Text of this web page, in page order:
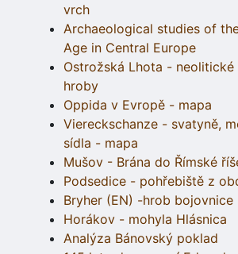
vrch
Archaeological studies of
Age in Central Europe
Ostrožská Lhota -
hroby
Oppida v Evropě - mapa
Viereckschanze - svatyně,
sídla - mapa
Mušov - Brána do Římské
Podsedice - pohřebiště z
Bryher (EN) -hrob bojovnice
Horákov - mohyla Hlásnica
Analýza Bánovský poklad